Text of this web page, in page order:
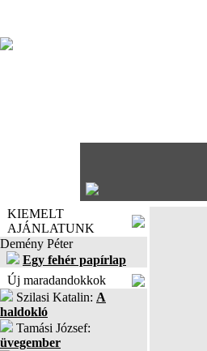
KIEMELT
AJÁNLATUNK
Demény Péter
Egy fehér papírlap
Új maradandokkok
Szilasi Katalin: A
haldokló
Tamási József:
üvegember